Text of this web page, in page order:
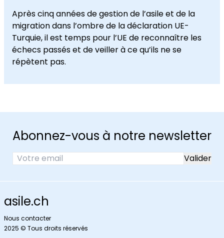
Après cinq années de gestion de l’asile et de la
migration dans l’ombre de la déclaration UE-
Turquie, il est temps pour l’UE de reconnaître les
échecs passés et de veiller à ce qu’ils ne se
répètent pas.
Abonnez-vous à notre newsletter
asile.ch
Nous contacter
2025 © Tous droits réservés